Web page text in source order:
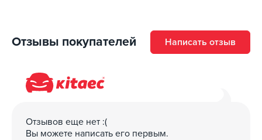
Отзывы покупателей Написать отзыв
Отзывов еще нет :(
Вы можете написать его первым.